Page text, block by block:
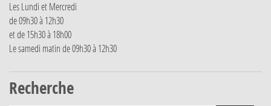
Les Lundi et Mercredi
de 09h30 à 12h30
et de 15h30 à 18h00
Le samedi matin de 09h30 à 12h30
Recherche